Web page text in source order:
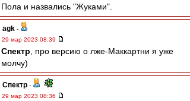
Пола и назвались "Жуками".
agk -
29 мар 2023 08:39
Спектр , про версию о лже-Маккартни я уже
молчу)
Спектр -
29 мар 2023 08:36